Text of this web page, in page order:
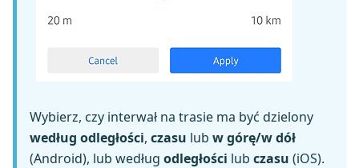
Wybierz, czy interwał na trasie ma być dzielony
według odległości, czasu lub w górę/w dół
(Android), lub według odległości lub czasu (iOS).